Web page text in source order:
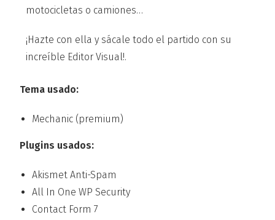
motocicletas o camiones…
¡Hazte con ella y sácale todo el partido con su
increíble Editor Visual!.
Tema usado:
Mechanic (premium)
Plugins usados:
Akismet Anti-Spam
All In One WP Security
Contact Form 7